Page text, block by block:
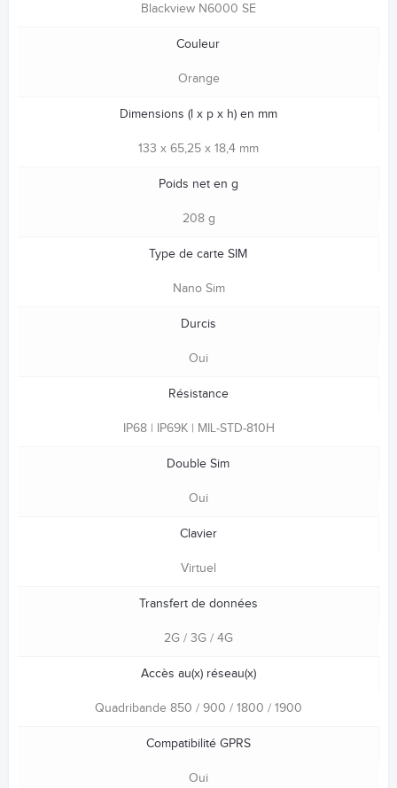
Blackview N6000 SE
Couleur
Orange
Dimensions (l x p x h) en mm
133 x 65,25 x 18,4 mm
Poids net en g
208 g
Type de carte SIM
Nano Sim
Durcis
Oui
Résistance
IP68 | IP69K | MIL-STD-810H
Double Sim
Oui
Clavier
Virtuel
Transfert de données
2G / 3G / 4G
Accès au(x) réseau(x)
Quadribande 850 / 900 / 1800 / 1900
Compatibilité GPRS
Oui